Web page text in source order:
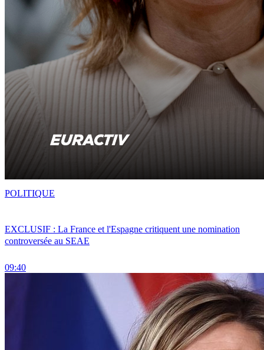
EXCLUSIF : La France et l'Espagne critiquent une nomination
controversée au SEAE
09:40
POLITIQUE